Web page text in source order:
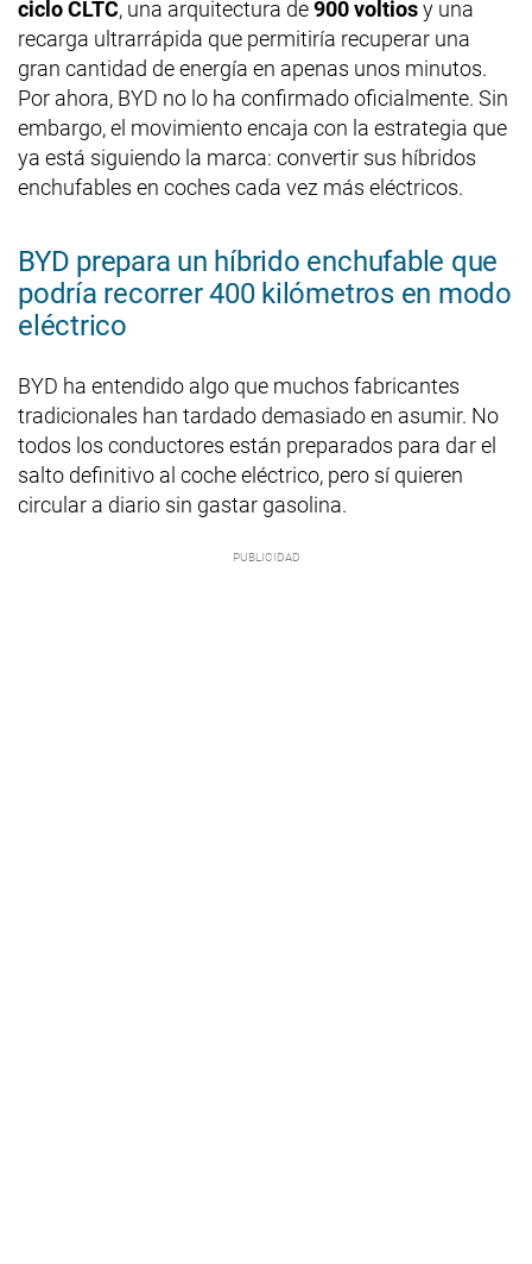
ciclo CLTC, una arquitectura de900 voltiosy una
recarga ultrarrápida que permitiría recuperar una
gran cantidad de energía en apenas unos minutos.
Por ahora, BYD no lo ha confirmado oficialmente. Sin
embargo, el movimiento encaja con la estrategia que
ya está siguiendo la marca: convertir sus híbridos
enchufables en coches cada vez más eléctricos.
BYD prepara un híbrido enchufable que
podría recorrer 400 kilómetros en modo
eléctrico
BYD ha entendido algo que muchos fabricantes
tradicionales han tardado demasiado en asumir. No
todos los conductores están preparados para dar el
salto definitivo al coche eléctrico, pero sí quieren
circular a diario sin gastar gasolina.